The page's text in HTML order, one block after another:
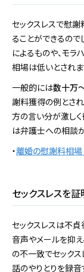
セックスレスで慰
ることができるので
によるものや、モ
相場は低いとされま
一般的には数十万
謝料獲得の例とされ
方の言い分が激し
は弁護士への相談
・離婚の慰謝料相
セックスレスを
セックスレスは不
音声やメールを抑
の不一致でセック
話のやりとりを録